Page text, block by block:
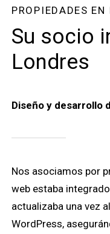
PROPIEDADES EN
Su socio
Londres
Diseño y desarrollo
Nos asociamos por
web estaba
actualizaba una vez
WordPress,